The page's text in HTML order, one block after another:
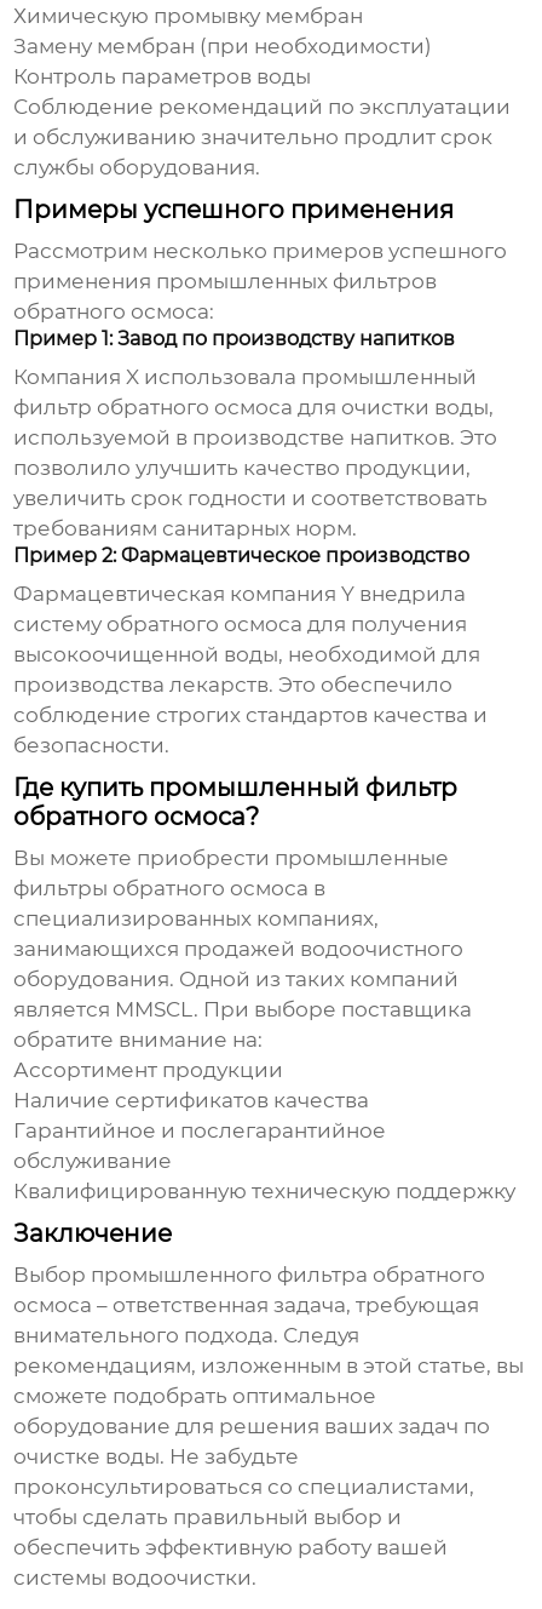
Химическую промывку мембран
Замену мембран (при необходимости)
Контроль параметров воды
Соблюдение рекомендаций по эксплуатации
и обслуживанию значительно продлит срок
службы оборудования.
Примеры успешного применения
Рассмотрим несколько примеров успешного
применения промышленных фильтров
обратного осмоса:
Пример 1: Завод по производству напитков
Компания X использовала промышленный
фильтр обратного осмоса для очистки воды,
используемой в производстве напитков. Это
позволило улучшить качество продукции,
увеличить срок годности и соответствовать
требованиям санитарных норм.
Пример 2: Фармацевтическое производство
Фармацевтическая компания Y внедрила
систему обратного осмоса для получения
высокоочищенной воды, необходимой для
производства лекарств. Это обеспечило
соблюдение строгих стандартов качества и
безопасности.
Где купить промышленный фильтр
обратного осмоса?
Вы можете приобрести промышленные
фильтры обратного осмоса в
специализированных компаниях,
занимающихся продажей водоочистного
оборудования. Одной из таких компаний
является MMSCL. При выборе поставщика
обратите внимание на:
Ассортимент продукции
Наличие сертификатов качества
Гарантийное и послегарантийное
обслуживание
Квалифицированную техническую поддержку
Заключение
Выбор промышленного фильтра обратного
осмоса – ответственная задача, требующая
внимательного подхода. Следуя
рекомендациям, изложенным в этой статье, вы
сможете подобрать оптимальное
оборудование для решения ваших задач по
очистке воды. Не забудьте
проконсультироваться со специалистами,
чтобы сделать правильный выбор и
обеспечить эффективную работу вашей
системы водоочистки.